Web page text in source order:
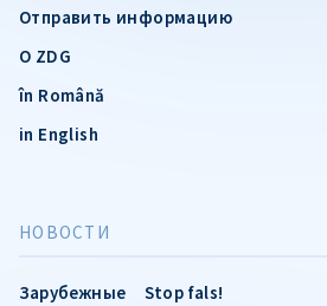
Отправить информацию
О ZDG
în Română
in English
НОВОСТИ
Зарубежные Stop fals!